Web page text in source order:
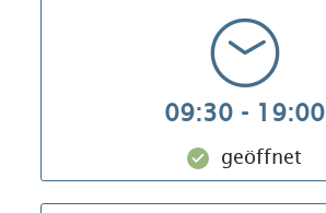
und weitere
Informationen siehe
www.reitimwinkl.de/freibad
09:30 - 19:00
geöffnet